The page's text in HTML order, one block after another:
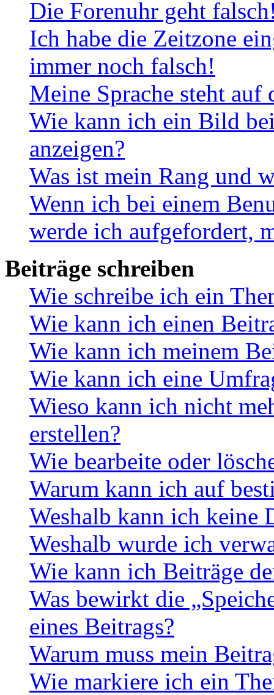
Die Forenuhr geht
Ich habe die Zeitzone
immer noch falsch!
Meine Sprache steht
Wie kann ich ein Bild
anzeigen?
Was ist mein Rang und
Wenn ich bei einem
werde ich aufgefordert,
Beiträge schreiben
Wie schreibe ich ein
Wie kann ich einen
Wie kann ich meinem
Wie kann ich eine
Wieso kann ich nicht
erstellen?
Wie bearbeite oder
Warum kann ich auf
Weshalb kann ich keine
Weshalb wurde ich
Wie kann ich Beiträge
Was bewirkt die
eines Beitrags?
Warum muss mein
Wie markiere ich ein